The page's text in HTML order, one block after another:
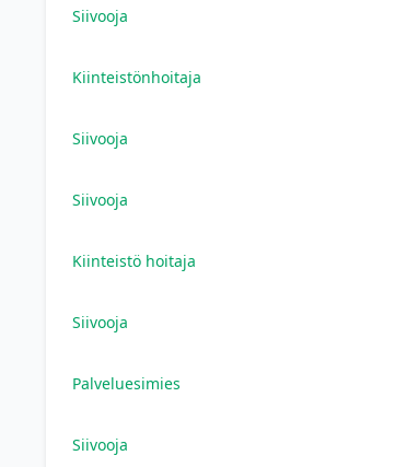
Siivooja
Kiinteistönhoitaja
Siivooja
Siivooja
Kiinteistö hoitaja
Siivooja
Palveluesimies
Siivooja